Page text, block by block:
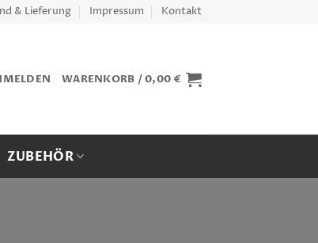
& Lieferung Impressum Kontakt
WARENKORB /0,00 €
ZUBEHÖR